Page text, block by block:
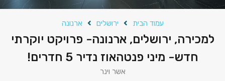
עמוד הבית ירושלים ארנונה
למכירה, ירושלים, ארנונה- פרויקט יוקרתי
חדש- מיני פנטהאוז נדיר 5 חדרים!
אשר וינר